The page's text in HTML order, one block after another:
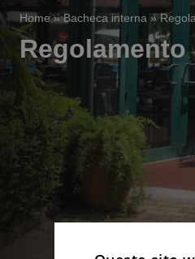
Home»Bacheca interna »